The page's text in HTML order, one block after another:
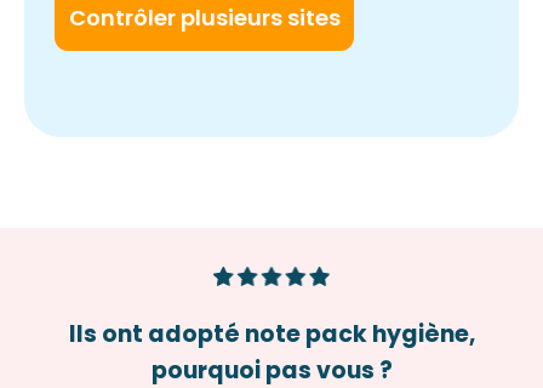
Contrôler plusieurs sites
Ils ont adopté note pack hygiène,
pourquoi pas vous ?